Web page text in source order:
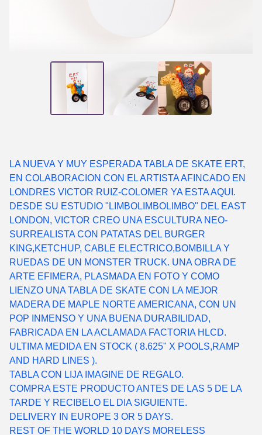
LA NUEVA Y MUY ESPERADA TABLA DE SKATE ERT,
EN COLABORACION CON EL ARTISTA AFINCADO EN
LONDRES VICTOR RUIZ-COLOMER YA ESTA AQUI.
DESDE SU ESTUDIO "LIMBOLIMBOLIMBO" DEL EAST
LONDON, VICTOR CREO UNA ESCULTURA NEO-
SURREALISTA CON PATATAS DEL BURGER
KING,KETCHUP, CABLE ELECTRICO,BOMBILLA Y
RUEDAS DE UN MONSTER TRUCK. UNA OBRA DE
ARTE EFIMERA, PLASMADA EN FOTO Y COMO
LIENZO UNA TABLA DE SKATE CON LA MEJOR
MADERA DE MAPLE NORTE AMERICANA, CON UN
POP INMENSO Y UNA BUENA DURABILIDAD,
FABRICADA EN LA ACLAMADA FACTORIA HLCD.
ULTIMA MEDIDA EN STOCK ( 8.625" X POOLS,RAMP
AND HARD LINES ).
TABLA CON LIJA IMAGINE DE REGALO.
COMPRA ESTE PRODUCTO ANTES DE LAS 5 DE LA
TARDE Y RECIBELO EL DIA SIGUIENTE.
DELIVERY IN EUROPE 3 OR 5 DAYS.
REST OF THE WORLD 10 DAYS MORELESS